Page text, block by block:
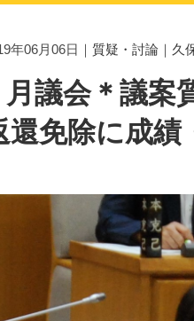
年06月06日｜ 質疑・討論 ｜ 久
月議会＊議案
還免除に成績